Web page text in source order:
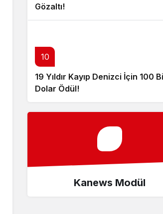
Gözaltı!
10
19 Yıldır Kayıp Denizci İçin 100
Dolar Ödül!
Kanews Modül